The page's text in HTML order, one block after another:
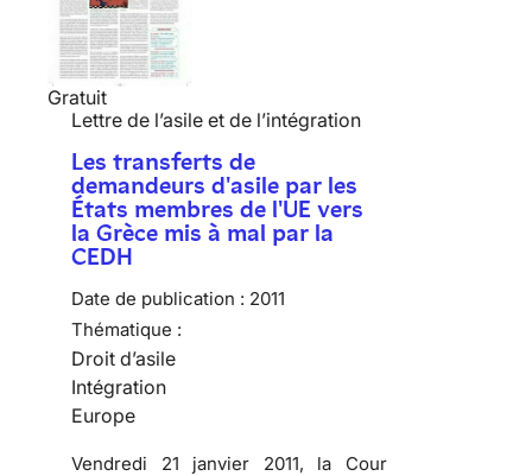
Gratuit
Lettre de l’asile et de l’intégration
Les transferts de
demandeurs d'asile par les
États membres de l'UE vers
la Grèce mis à mal par la
CEDH
Date de publication : 2011
Thématique :
Droit d’asile
Intégration
Europe
Vendredi 21 janvier 2011, la Cour